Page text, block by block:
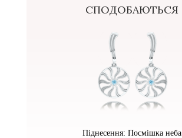
СПОДОБАЮТЬСЯ
Піднесення: Посмішка неба